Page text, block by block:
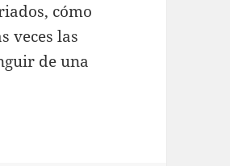
cómo
veces las
de una